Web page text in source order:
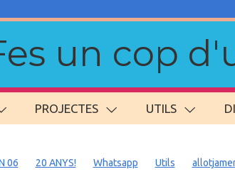
un cop
PROJECTES UTILS
06 20 ANYS! Whatsapp Utils